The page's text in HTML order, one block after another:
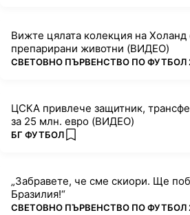
Вижте цялата колекция на Холанд
препарирани животни (ВИДЕО)
ПОВЕЧЕ ОТ
СВЕТОВНО ПЪРВЕНСТВО ПО ФУТБОЛ
ЦСКА привлече защитник,
за 25 млн. евро (ВИДЕО)
ПОВЕЧЕ ОТ
БГ ФУТБОЛ add favorites
„Забравете, че сме скиори. Ще
Бразилия!“
ПОВЕЧЕ ОТ
СВЕТОВНО ПЪРВЕНСТВО ПО ФУТБОЛ